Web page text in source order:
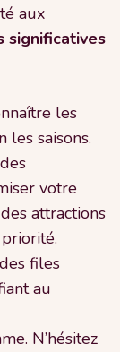
aux
significatives
les
les saisons.
votre
attractions
files
au
N’hésitez